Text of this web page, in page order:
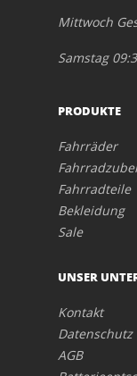
Mittwoch
Samstag
PRODUKTE
Fahrräder
Fahrradteile
Bekleidung
Sale
UNSER
Kontakt
Datenschutz
AGB